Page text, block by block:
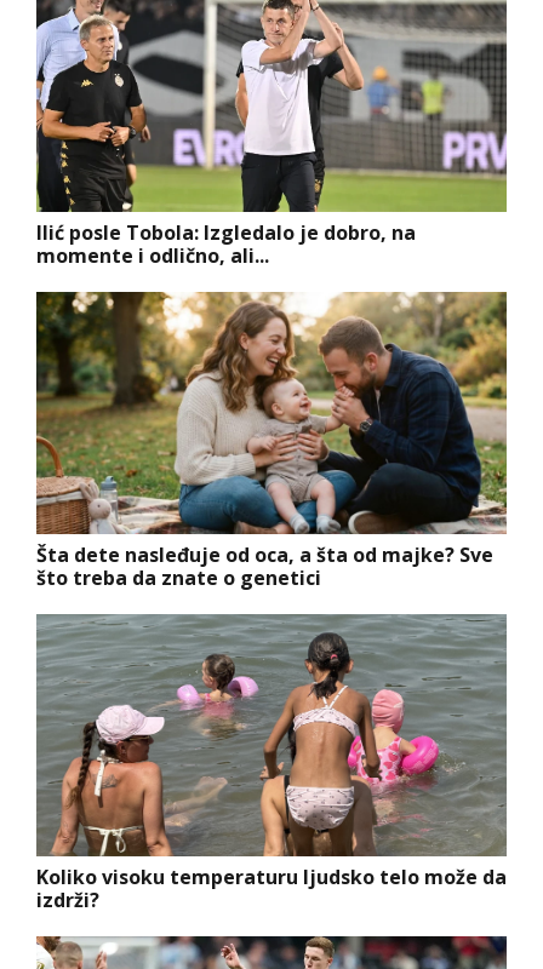
Ilić posle Tobola: Izgledalo je dobro, na
momente i odlično, ali...
Šta dete nasleđuje od oca, a šta od majke? Sve
što treba da znate o genetici
Koliko visoku temperaturu ljudsko telo može da
izdrži?